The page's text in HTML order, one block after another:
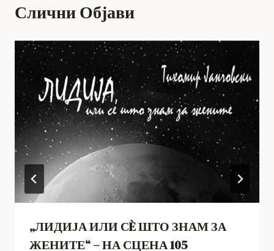
Слични Објави
„ЛИДИЈА ИЛИ СÈ ШТО ЗНАМ ЗА
ЖЕНИТЕ“ – НА СЦЕНА 105